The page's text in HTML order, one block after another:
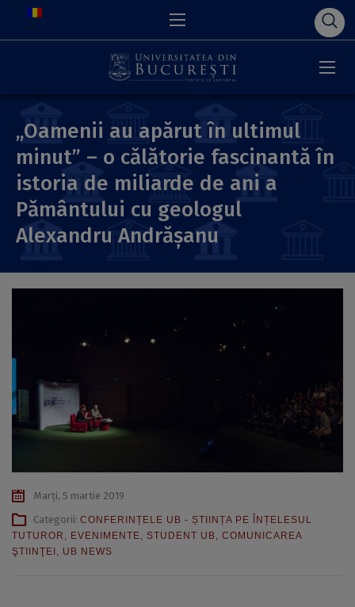
„Oamenii au apărut în ultimul
minut” – o călătorie fascinantă în
istoria de miliarde de ani a
Pământului cu geologul
Alexandru Andrășanu
Marți, 5 martie 2019
Categorii: CONFERINȚELE UB - ȘTIINȚA PE ÎNȚELESUL
TUTUROR , EVENIMENTE, STUDENT UB, COMUNICAREA
ŞTIINŢEI , UB NEWS